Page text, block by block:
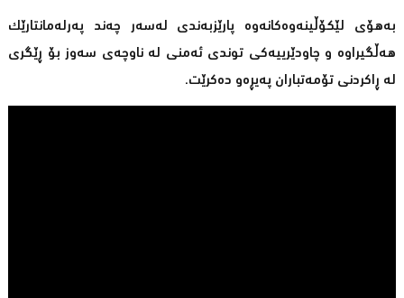
بەهۆی لێكۆڵینەوەكانەوە پارێزبەندی لەسەر چەند پەرلەمانتارێك
هەڵگیراوە و چاودێرییەكی توندی ئەمنی لە ناوچەی سەوز بۆ ڕێگری
لە ڕاكردنی تۆمەتباران پەیڕەو دەكرێت.